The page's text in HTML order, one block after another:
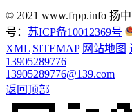
© 2021 www.frpp.info 扬
号： 苏ICP备10012369号
XML SITEMAP 网站地图
13905289776
13905289776@139.com
返回顶部